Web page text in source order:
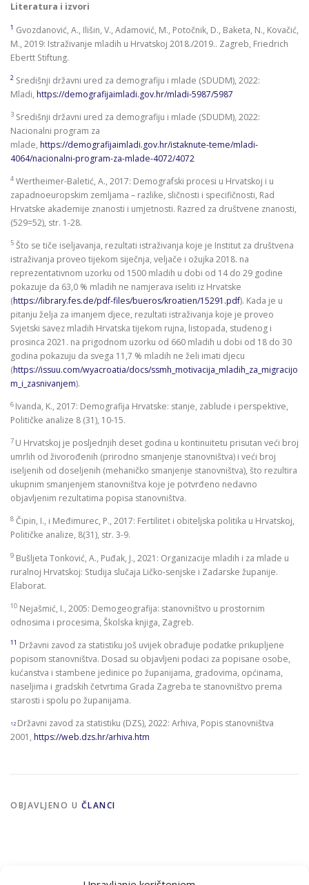
Literatura i izvori
1 Gvozdanović, A., Ilišin, V., Adamović, M., Potočnik, D., Baketa, N., Kovačić,
M., 2019: Istraživanje mladih u Hrvatskoj 2018./2019.. Zagreb, Friedrich
Ebertt Stiftung.
2 Središnji državni ured za demografiju i mlade (SDUDM), 2022:
Mladi, https://demografijaimladi.gov.hr/mladi-5987/5987
3 Središnji državni ured za demografiju i mlade (SDUDM), 2022:
Nacionalni program za
mlade, https://demografijaimladi.gov.hr/istaknute-teme/mladi-
4064/nacionalni-program-za-mlade-4072/4072
4 Wertheimer-Baletić, A., 2017: Demografski procesi u Hrvatskoj i u
zapadnoeuropskim zemljama – razlike, sličnosti i specifičnosti, Rad
Hrvatske akademije znanosti i umjetnosti. Razred za društvene znanosti,
(529=52), str. 1-28.
5 Što se tiče iseljavanja, rezultati istraživanja koje je Institut za društvena
istraživanja proveo tijekom siječnja, veljače i ožujka 2018. na
reprezentativnom uzorku od 1500 mladih u dobi od 14 do 29 godine
pokazuje da 63,0 % mladih ne namjerava iseliti iz Hrvatske
(https://library.fes.de/pdf-files/bueros/kroatien/15291.pdf). Kada je u
pitanju želja za imanjem djece, rezultati istraživanja koje je proveo
Svjetski savez mladih Hrvatska tijekom rujna, listopada, studenog i
prosinca 2021. na prigodnom uzorku od 660 mladih u dobi od 18 do 30
godina pokazuju da svega 11,7 % mladih ne želi imati djecu
(https://issuu.com/wyacroatia/docs/ssmh_motivacija_mladih_za_migracijo
m_i_zasnivanjem).
6 Ivanda, K., 2017: Demografija Hrvatske: stanje, zablude i perspektive,
Političke analize 8 (31), 10-15.
7 U Hrvatskoj je posljednjih deset godina u kontinuitetu prisutan veći broj
umrlih od živorođenih (prirodno smanjenje stanovništva) i veći broj
iseljenih od doseljenih (mehaničko smanjenje stanovništva), što rezultira
ukupnim smanjenjem stanovništva koje je potvrđeno nedavno
objavljenim rezultatima popisa stanovništva.
8 Čipin, I., i Međimurec, P., 2017: Fertilitet i obiteljska politika u Hrvatskoj,
Političke analize, 8(31), str. 3-9.
9 Bušljeta Tonković, A., Puđak, J., 2021: Organizacije mladih i za mlade u
ruralnoj Hrvatskoj: Studija slučaja Ličko-senjske i Zadarske županije.
Elaborat.
10 Nejašmić, I., 2005: Demogeografija: stanovništvo u prostornim
odnosima i procesima, Školska knjiga, Zagreb.
11 Državni zavod za statistiku još uvijek obrađuje podatke prikupljene
popisom stanovništva. Dosad su objavljeni podaci za popisane osobe,
kućanstva i stambene jedinice po županijama, gradovima, općinama,
naseljima i gradskih četvrtima Grada Zagreba te stanovništvo prema
starosti i spolu po županijama.
12 Državni zavod za statistiku (DZS), 2022: Arhiva, Popis stanovništva
2001, https://web.dzs.hr/arhiva.htm
OBJAVLJENO U ČLANCI